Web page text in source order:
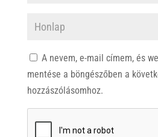
A nevem, e-mail címem, és
mentése a böngészőben a
hozzászólásomhoz.